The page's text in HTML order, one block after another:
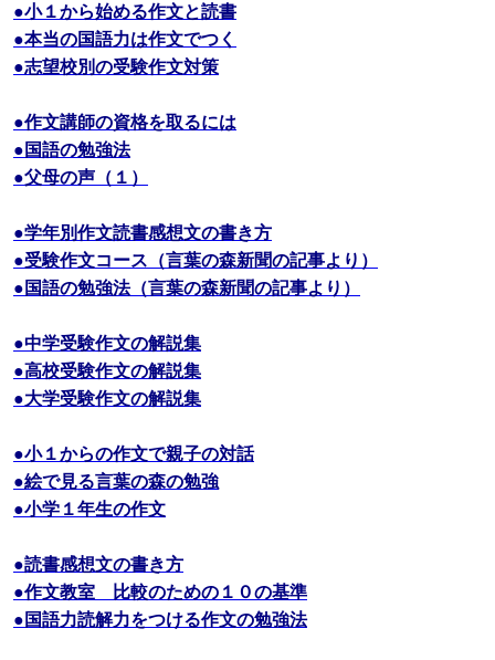
●小１から始める作文と読書
●本当の国語力は作文でつく
●志望校別の受験作文対策
●作文講師の資格を取るには
●国語の勉強法
●父母の声（１）
●学年別作文読書感想文の書き方
●受験作文コース（言葉の森新聞の記事より）
●国語の勉強法（言葉の森新聞の記事より）
●中学受験作文の解説集
●高校受験作文の解説集
●大学受験作文の解説集
●小１からの作文で親子の対話
●絵で見る言葉の森の勉強
●小学１年生の作文
●読書感想文の書き方
●作文教室 比較のための１０の基準
●国語力読解力をつける作文の勉強法